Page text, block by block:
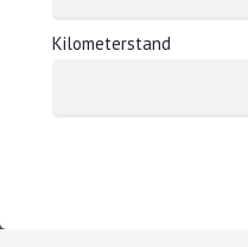
Kilometerstand